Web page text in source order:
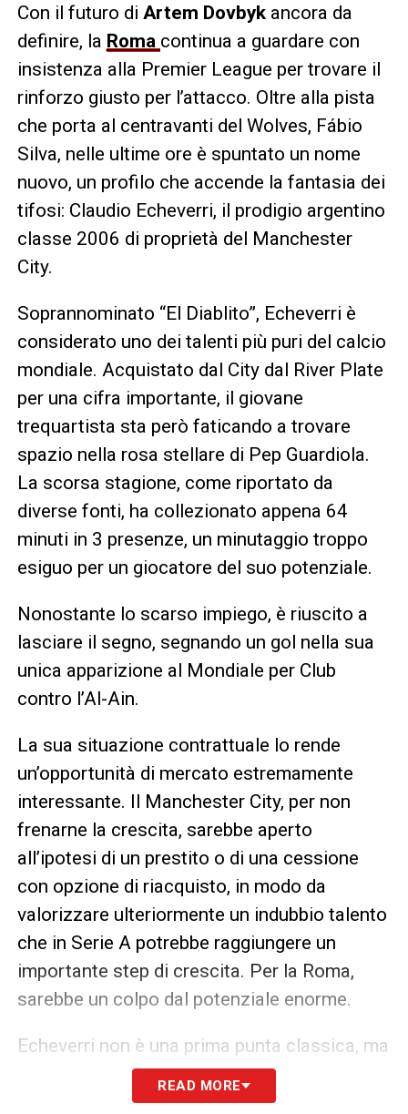
Con il futuro di Artem Dovbykancora da
definire, la Roma continua a guardare con
insistenza alla Premier League per trovare il
rinforzo giusto per l’attacco. Oltre alla pista
che porta al centravanti del Wolves, Fábio
Silva, nelle ultime ore è spuntato un nome
nuovo, un profilo che accende la fantasia dei
tifosi: Claudio Echeverri, il prodigio argentino
classe 2006 di proprietà del Manchester
City.
Soprannominato “El Diablito”, Echeverri è
considerato uno dei talenti più puri del calcio
mondiale. Acquistato dal City dal River Plate
per una cifra importante, il giovane
trequartista sta però faticando a trovare
spazio nella rosa stellare di Pep Guardiola.
La scorsa stagione, come riportato da
diverse fonti, ha collezionato appena 64
minuti in 3 presenze, un minutaggio troppo
esiguo per un giocatore del suo potenziale.
Nonostante lo scarso impiego, è riuscito a
lasciare il segno, segnando un gol nella sua
unica apparizione al Mondiale per Club
contro l’Al-Ain.
La sua situazione contrattuale lo rende
un’opportunità di mercato estremamente
interessante. Il Manchester City, per non
frenarne la crescita, sarebbe aperto
all’ipotesi di un prestito o di una cessione
con opzione di riacquisto, in modo da
valorizzare ulteriormente un indubbio talento
che in Serie A potrebbe raggiungere un
importante step di crescita. Per la Roma,
sarebbe un colpo dal potenziale enorme.
Echeverri non è una prima punta classica, ma
un giocatore versatile, un trequartista che
ama partire da sinistra per accentrarsi,
READ MORE